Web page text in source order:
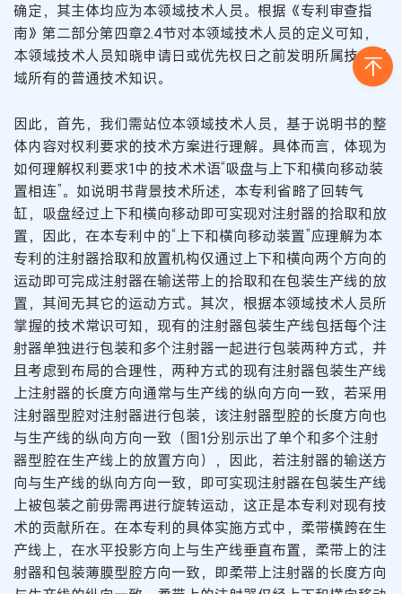
确定，其主体均应为本领域技术人员。根据《专利审查指
南》第二部分第四章2.4节对本领域技术人员的定义可知，
本领域技术人员知晓申请日或优先权日之前发明所属技术领
域所有的普通技术知识。
因此，首先，我们需站位本领域技术人员，基于说明书的整
体内容对权利要求的技术方案进行理解。具体而言，体现为
如何理解权利要求1中的技术术语“吸盘与上下和横向移动装
置相连”。如说明书背景技术所述，本专利省略了回转气
缸，吸盘经过上下和横向移动即可实现对注射器的拾取和放
置，因此，在本专利中的“上下和横向移动装置”应理解为本
专利的注射器拾取和放置机构仅通过上下和横向两个方向的
运动即可完成注射器在输送带上的拾取和在包装生产线的放
置，其间无其它的运动方式。其次，根据本领域技术人员所
掌握的技术常识可知，现有的注射器包装生产线包括每个注
射器单独进行包装和多个注射器一起进行包装两种方式，并
且考虑到布局的合理性，两种方式的现有注射器包装生产线
上注射器的长度方向通常与生产线的纵向方向一致，若采用
注射器型腔对注射器进行包装，该注射器型腔的长度方向也
与生产线的纵向方向一致（图1分别示出了单个和多个注射
器型腔在生产线上的放置方向），因此，若注射器的输送方
向与生产线的纵向方向一致，即可实现注射器在包装生产线
上被包装之前毋需再进行旋转运动，这正是本专利对现有技
术的贡献所在。在本专利的具体实施方式中，柔带横跨在生
产线上，在水平投影方向上与生产线垂直布置，柔带上的注
射器和包装薄膜型腔方向一致，即柔带上注射器的长度方向